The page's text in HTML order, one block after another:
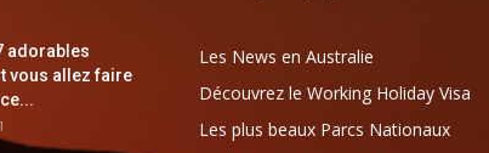
adorables
vous allez faire
Les News en Australie
Découvrez le Working Holiday Visa
Les plus beaux Parcs Nationaux